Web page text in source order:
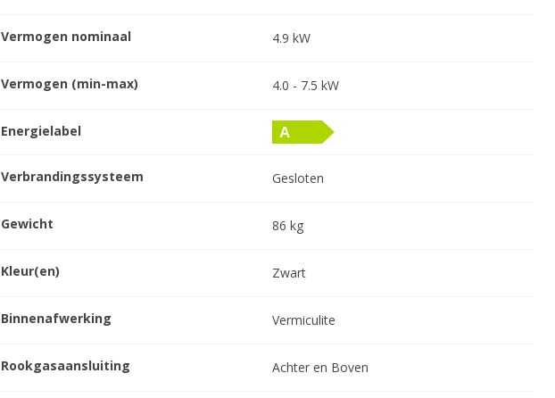
Vermogen nominaal 4.9 kW
Vermogen (min-max) 4.0 - 7.5 kW
Energielabel
Verbrandingssysteem Gesloten
Gewicht 86 kg
Kleur(en) Zwart
Binnenafwerking Vermiculite
Rookgasaansluiting Achter en Boven